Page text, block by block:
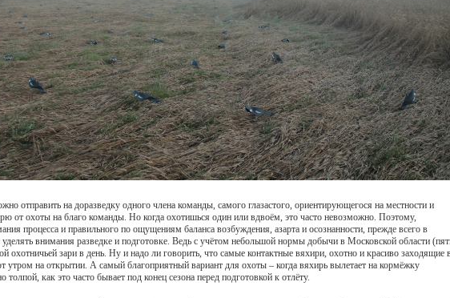
отправить на доразведку одного члена команды, самого глазастого, ориентирующегося на местности и
от охоты на благо команды. Но когда охотишься один или вдвоём, это часто невозможно. Поэтому,
процесса и правильного по ощущениям баланса возбуждения, азарта и осознанности, прежде всего в
внимания разведке и подготовке. Ведь с учётом небольшой нормы добычи в Московской области
охотничьей зари в день. Ну и надо ли говорить, что самые контактные вяхири, охотно и красиво заходящие
утром на открытии. А самый благоприятный вариант для охоты – когда вяхирь вылетает на кормёжку
как это часто бывает под конец сезона перед подготовкой к отлёту.